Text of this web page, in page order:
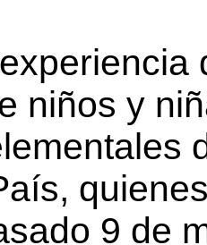
niños y
9 de